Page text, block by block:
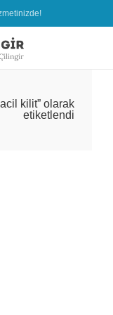
kilit” olarak
etiketlendi